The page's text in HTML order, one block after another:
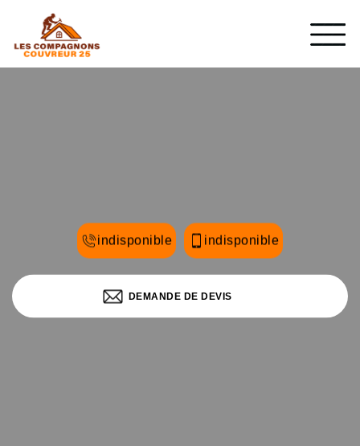
indisponible indisponible
DEMANDE DE DEVIS